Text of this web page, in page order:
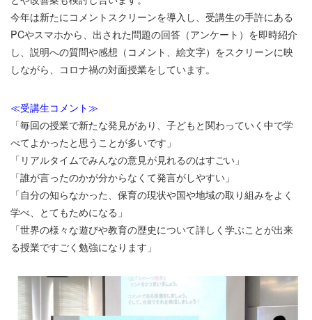
今年は新たにコメントスクリーンを導入し、受講生の手許にある
PCやスマホから、出された問題の回答（アンケート）を即時紹介
し、説明への質問や感想（コメント、絵文字）をスクリーンに映
しながら、コロナ禍の対面授業をしています。
≪受講生コメント≫
「毎回の授業で新たな発見があり、子どもと関わっていく中で学
べてよかったと思うことが多いです」
「リアルタイムでみんなの意見が見れるのはすごい」
「誰が言ったのかが分からなくて発言がしやすい」
「自分の知らなかった、保育の現状や国や地域の取り組みをよく
学べ、とてもためになる」
「世界の様々な遊びや教育の歴史について詳しく学ぶことが出来
る授業ですごく勉強になります」